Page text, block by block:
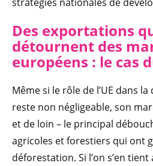
stratégies nationales de
Des exportations
détournent des
européens : le cas
Même si le rôle de l’UE dans
reste non négligeable, son
et de loin – le principal
agricoles et forestiers qui ont
déforestation. Si l’on s’en